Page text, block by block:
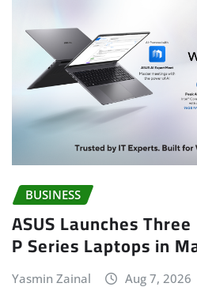
BUSINESS
ASUS Launches
P Series Laptops in
Yasmin Zainal Aug 7, 2026